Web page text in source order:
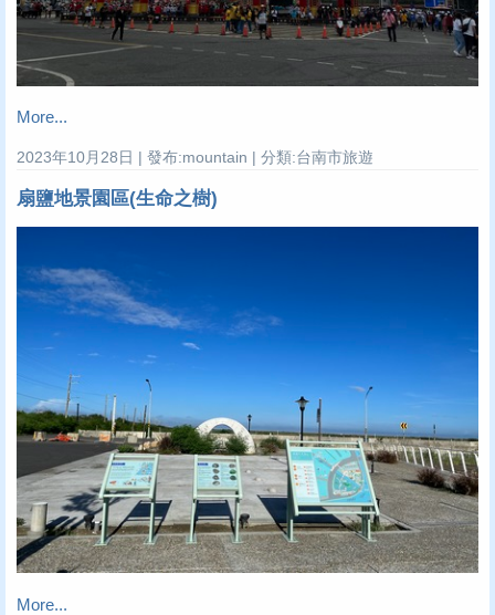
More...
2023年10月28日 | 發布:mountain | 分類:台南市旅遊
扇鹽地景園區(生命之樹)
More...